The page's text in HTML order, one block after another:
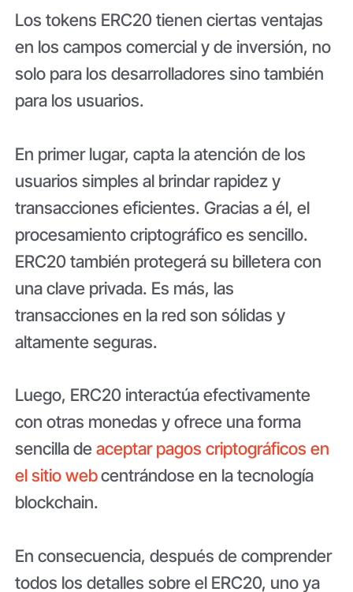
Los tokens ERC20 tienen ciertas ventajas
en los campos comercial y de inversión, no
solo para los desarrolladores sino también
para los usuarios.
En primer lugar, capta la atención de los
usuarios simples al brindar rapidez y
transacciones eficientes. Gracias a él, el
procesamiento criptográfico es sencillo.
ERC20 también protegerá su billetera con
una clave privada. Es más, las
transacciones en la red son sólidas y
altamente seguras.
Luego, ERC20 interactúa efectivamente
con otras monedas y ofrece una forma
sencilla deaceptar pagos criptográficos en
el sitio webcentrándose en la tecnología
blockchain.
En consecuencia, después de comprender
todos los detalles sobre el ERC20, uno ya